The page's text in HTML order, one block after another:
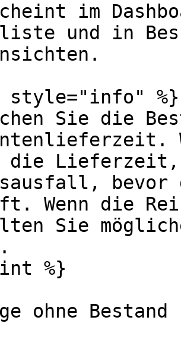
im
und in
style="info" %}
Sie die
Lieferzeit,
Wenn die
Sie
%}
ohne Bestand